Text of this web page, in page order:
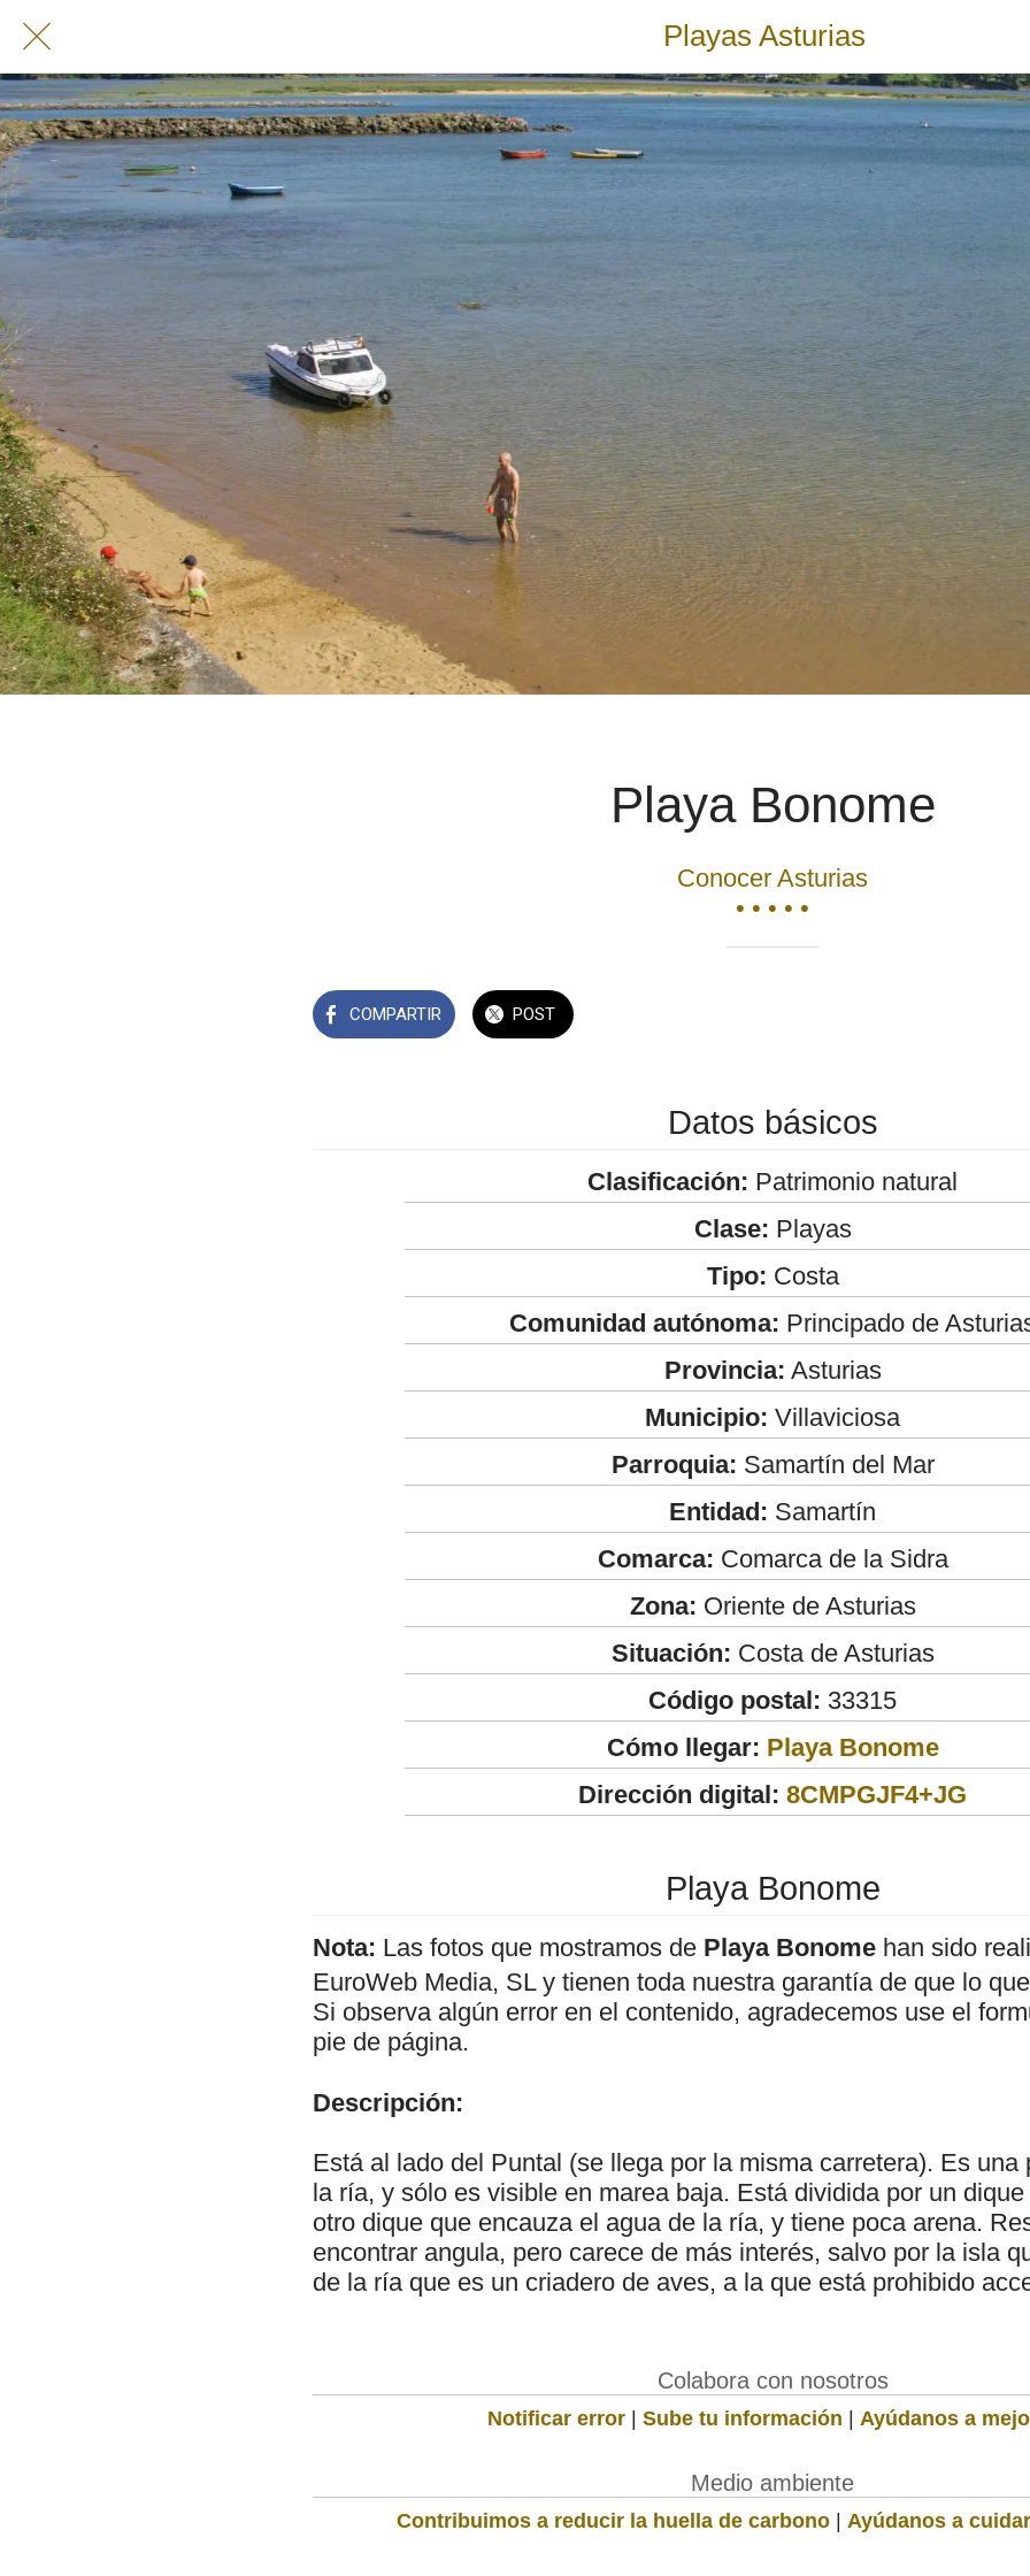
Playas Asturias
Playa Bonome
Conocer Asturias
• • • • •
COMPARTIR POST
Datos básicos
Clasificación: Patrimonio natural
Clase: Playas
Tipo: Costa
Comunidad autónoma: Principado de
Provincia: Asturias
Municipio: Villaviciosa
Parroquia: Samartín del Mar
Entidad: Samartín
Comarca: Comarca de la Sidra
Zona: Oriente de Asturias
Situación: Costa de Asturias
Código postal: 33315
Cómo llegar: Playa Bonome
Dirección digital: 8CMPGJF4+JG
Playa Bonome
Nota: Las fotos que mostramos de Playa Bonome han sido
EuroWeb Media, SL y tienen toda nuestra garantía de que lo
Si observa algún error en el contenido, agradecemos use el
pie de página.
Descripción:
Está al lado del Puntal (se llega por la misma carretera). Es una
la ría, y sólo es visible en marea baja. Está dividida por un
otro dique que encauza el agua de la ría, y tiene poca arena.
encontrar angula, pero carece de más interés, salvo por la isla
de la ría que es un criadero de aves, a la que está prohibido
Colabora con nosotros
Notificar error | Sube tu información | Ayúdanos a
Medio ambiente
Contribuimos a reducir la huella de carbono | Ayúdanos a